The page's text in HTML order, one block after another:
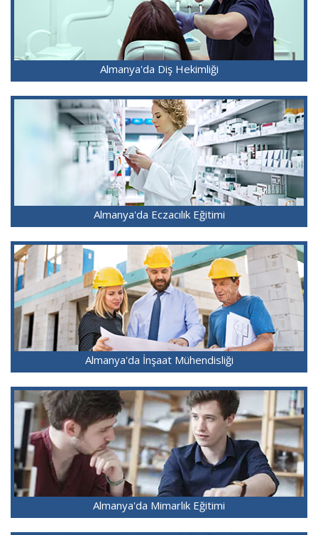
Almanya'da Diş Hekimliği
Almanya'da Eczacılık Eğitimi
Almanya'da İnşaat Mühendisliği
Almanya'da Mimarlık Eğitimi